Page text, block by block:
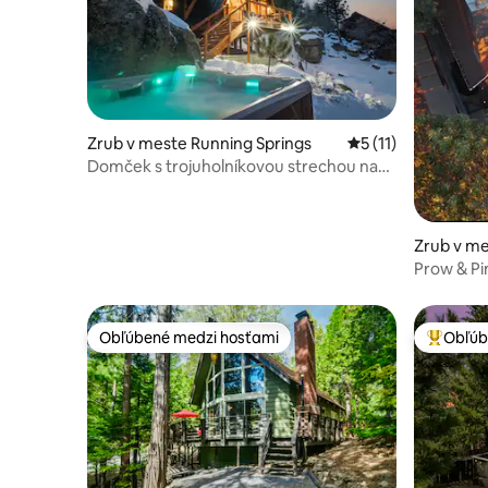
Zrub v meste Running Springs Priemerné
5 (11)
Domček s trojuholníkovou strechou na
Zrub v
d
Prow &
Obľúbené medzi hosťami
Obľúbené medzi hosťami